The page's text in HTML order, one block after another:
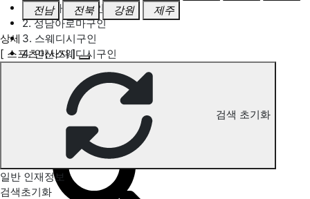
1. 일산마사지구인
2. 성남아로마구인
3. 스웨디시구인
4. 안산스웨디시구인
김해 스포츠마사지 구직정보
전남
전북 강원 제주
상세
[ 스포츠마사지 ]
검색 초기화
일반 인재정보
검색초기화